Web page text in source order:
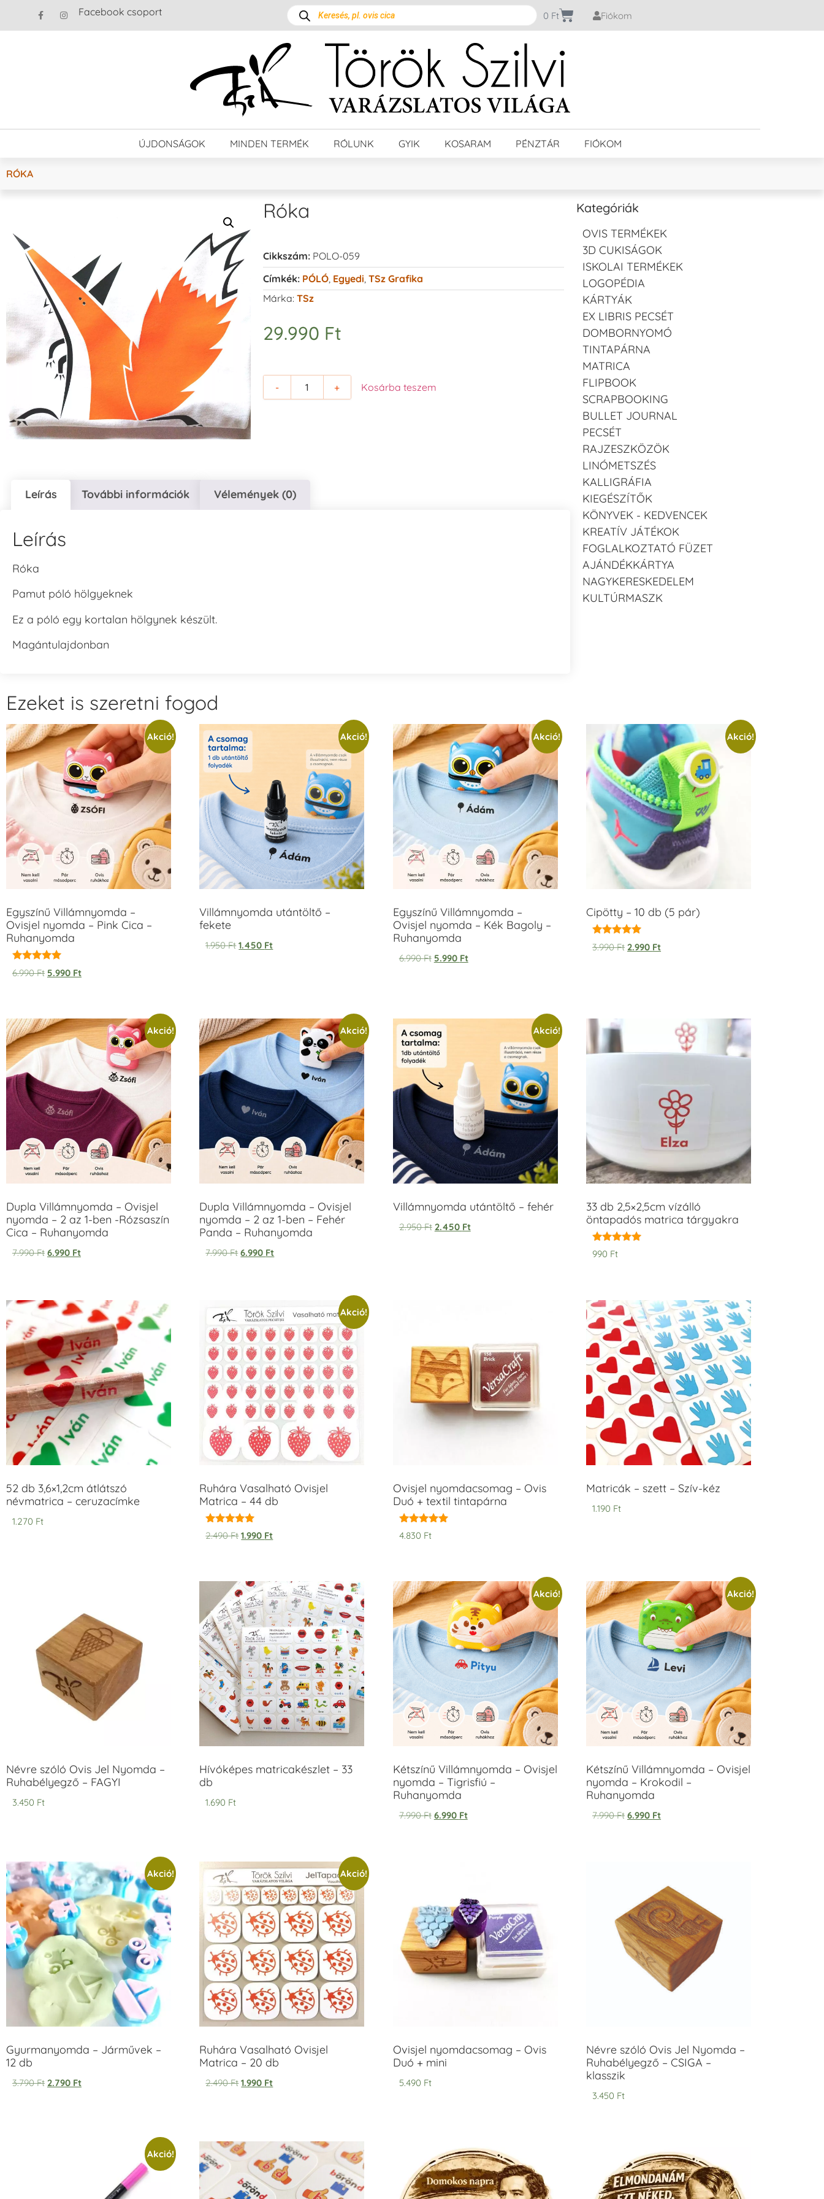
Facebook csoport 0 Ft Fiókom
ÚJDONSÁGOK MINDEN TERMÉK RÓLUNK GYIK KOSARAM PÉNZTÁR FIÓKOM
RÓKA
Róka
Cikkszám: POLO-059
Címkék: PÓLÓ, Egyedi TSz Grafika
Márka: TSz
29.990 Ft
- + Kosárba teszem
Leírás További információk Vélemények (0)
Leírás
Róka
Pamut póló hölgyeknek
Ez a póló egy kortalan hölgynek készült.
Magántulajdonban
Kategóriák
OVIS TERMÉKEK
3D CUKISÁGOK
ISKOLAI TERMÉKEK
LOGOPÉDIA
KÁRTYÁK
EX LIBRIS PECSÉT
DOMBORNYOMÓ
TINTAPÁRNA
MATRICA
FLIPBOOK
SCRAPBOOKING
BULLET JOURNAL
PECSÉT
RAJZESZKÖZÖK
LINÓMETSZÉS
KALLIGRÁFIA
KIEGÉSZÍTŐK
KÖNYVEK - KEDVENCEK
KREATÍV JÁTÉKOK
FOGLALKOZTATÓ FÜZET
AJÁNDÉKKÁRTYA
NAGYKERESKEDELEM
KULTÚRMASZK
Ezeket is szeretni fogod
Akció!
Egyszínű Villámnyomda –
Ovisjel nyomda – Pink Cica –
Ruhanyomda
Értékelés:
5.00
6.990Ft 5.990 Ft
Akció!
Villámnyomda utántöltő –
fekete
1.950Ft 1.450 Ft
Akció!
Egyszínű Villámnyomda –
Ovisjel nyomda – Kék Bagoly –
Ruhanyomda
6.990Ft 5.990 Ft
Akció!
Cipötty – 10 db (5 pár)
Értékelés:
5.00
3.990Ft 2.990 Ft
Akció!
Dupla Villámnyomda – Ovisjel
nyomda – 2 az 1-ben -Rózsaszín
Cica – Ruhanyomda
7.990Ft 6.990 Ft
Akció!
Dupla Villámnyomda – Ovisjel
nyomda – 2 az 1-ben – Fehér
Panda – Ruhanyomda
7.990Ft 6.990 Ft
Akció!
Villámnyomda utántöltő – fehér
2.950Ft 2.450 Ft
33 db 2,5×2,5cm vízálló
öntapadós matrica tárgyakra
Értékelés:
5.00
990 Ft
52 db 3,6×1,2cm átlátszó
névmatrica – ceruzacímke
1.270 Ft
Akció!
Ruhára Vasalható Ovisjel
Matrica – 44 db
Értékelés:
5.00
2.490Ft 1.990 Ft
Ovisjel nyomdacsomag – Ovis
Duó + textil tintapárna
Értékelés:
5.00
4.830 Ft
Matricák – szett – Szív-kéz
1.190 Ft
Névre szóló Ovis Jel Nyomda –
Ruhabélyegző – FAGYI
3.450 Ft
Hívóképes matricakészlet – 33
db
1.690 Ft
Akció!
Kétszínű Villámnyomda – Ovisjel
nyomda – Tigrisfiú –
Ruhanyomda
7.990Ft 6.990 Ft
Akció!
Kétszínű Villámnyomda – Ovisjel
nyomda – Krokodil –
Ruhanyomda
7.990Ft 6.990 Ft
Akció!
Gyurmanyomda – Járművek –
12 db
3.790Ft 2.790 Ft
Akció!
Ruhára Vasalható Ovisjel
Matrica – 20 db
2.490Ft 1.990 Ft
Ovisjel nyomdacsomag – Ovis
Duó + mini
5.490 Ft
Névre szóló Ovis Jel Nyomda –
Ruhabélyegző – CSIGA –
klasszik
3.450 Ft
Akció!